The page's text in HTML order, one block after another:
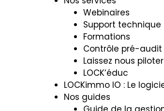
Webinaires
Support technique
Formations
Contrôle pré-audit
Laissez nous
LOCK’éduc
LOCKimmo IO : Le
Nos guides